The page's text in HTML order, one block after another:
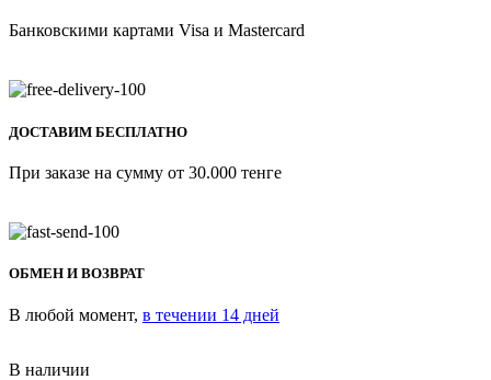
Банковскими картами Visa и Mastercard
ДОСТАВИМ БЕСПЛАТНО
При заказе на сумму от 30.000 тенге
ОБМЕН И ВОЗВРАТ
В любой момент, в течении 14 дней
В наличии